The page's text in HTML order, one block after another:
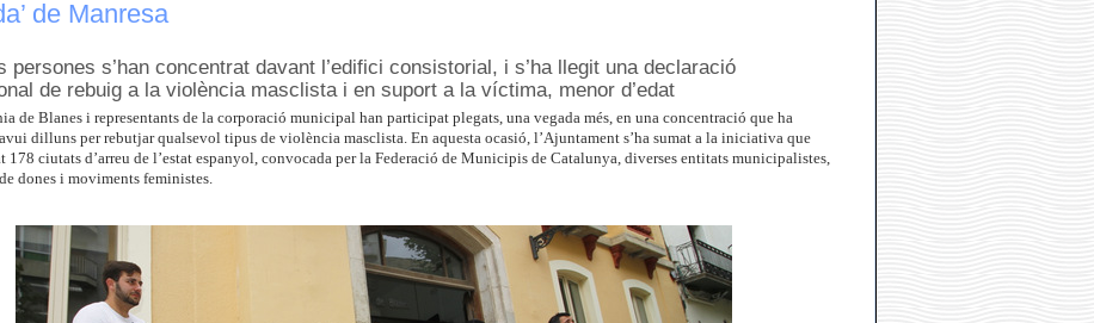
de Manresa
persones s’han concentrat davant l’edifici consistorial, i s’ha llegit una declaració
de rebuig a la violència masclista i en suport a la víctima, menor d’edat
de Blanes i representants de la corporació municipal han participat plegats, una vegada més, en una concentració que ha
dilluns per rebutjar qualsevol tipus de violència masclista. En aquesta ocasió, l’Ajuntament s’ha sumat a la iniciativa que
178 ciutats d’arreu de l’estat espanyol, convocada per la Federació de Municipis de Catalunya, diverses entitats municipalistes,
dones i moviments feministes.